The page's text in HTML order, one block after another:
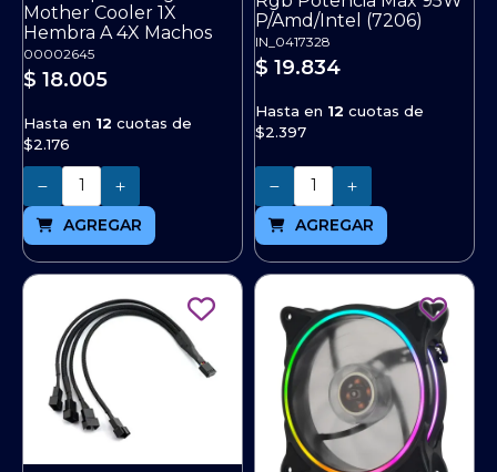
Mother Cooler 1X
Hembra A 4X Machos
00002645
$ 18.005
Hasta en 12 cuotas de
$2.176
Cantidad
AGREGAR
P/Amd/Intel (7206)
IN_0417328
$ 19.834
Hasta en 12 cuotas de
$2.397
Cantidad
AGREGAR